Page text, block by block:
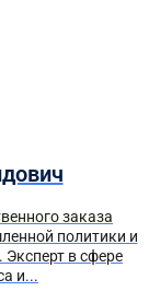
заказа
политики и
Эксперт в сфере
и...